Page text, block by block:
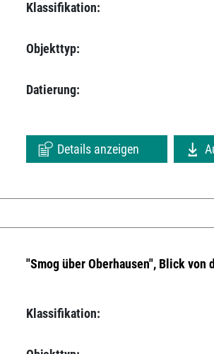
Klassifikation:
Objekttyp:
Datierung:
Details anzeigen
"Smog über Oberhausen", Blick von
Klassifikation: